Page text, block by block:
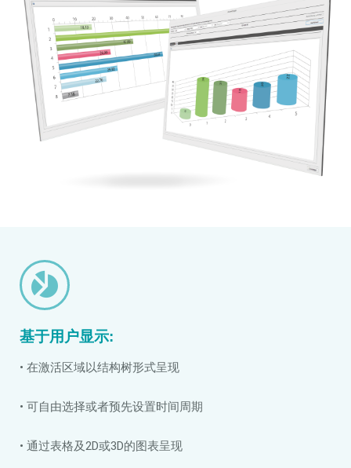
基于用户显示:
• 在激活区域以结构树形式呈现
• 可自由选择或者预先设置时间周期
• 通过表格及2D或3D的图表呈现